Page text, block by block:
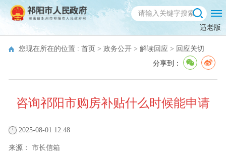
适老版
您现在所在的位置 : 首页 > 政务公开 > 解读回应 > 回应关切
分享到：
咨询祁阳市购房补贴什么时候能申请
2025-08-01 12:48
来源： 市长信箱